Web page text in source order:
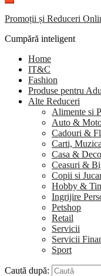
Promoții și Reduceri
Cumpără inteligent
Home
IT&C
Fashion
Produse pentru
Alte Reduceri
Alimente si
Auto &
Cadouri &
Carti,
Casa &
Ceasuri &
Copii si
Hobby &
Ingrijire
Petshop
Retail
Servicii
Servicii
Sport
Caută după: